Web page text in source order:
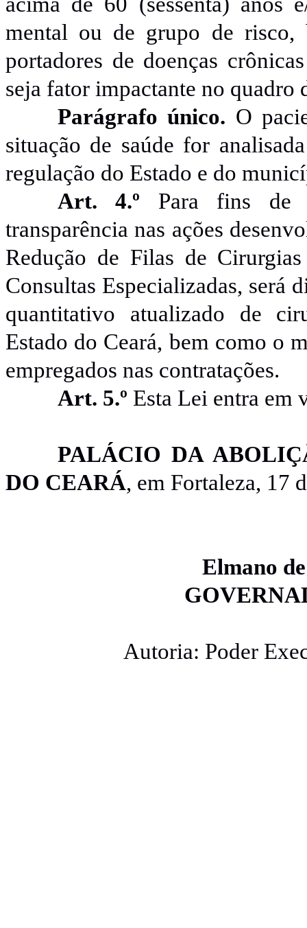
mental ou de grupo de
portadores de doenças
seja fator impactante no quadro
Parágrafo único. O
situação de saúde for
regulação do Estado e do
Art. 4.º Para fins de
transparência nas ações
Redução de Filas de
Consultas Especializadas,
quantitativo atualizado de
Estado do Ceará, bem como o
empregados nas contratações.
Art. 5.º Esta Lei entra em
PALÁCIO DA
DO CEARÁ, em Fortaleza, 17
Elmano
Autoria: Poder